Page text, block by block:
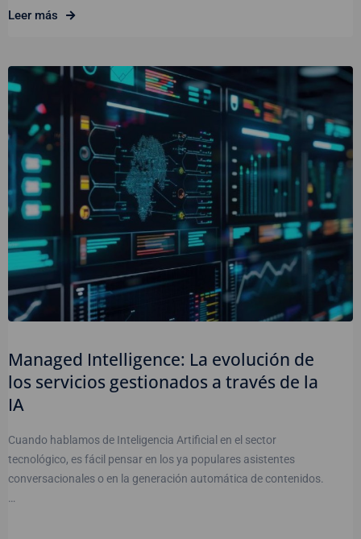
Leer más
Managed Intelligence: La evolución de
los servicios gestionados a través de la
IA
Cuando hablamos de Inteligencia Artificial en el sector
tecnológico, es fácil pensar en los ya populares asistentes
conversacionales o en la generación automática de contenidos.
…